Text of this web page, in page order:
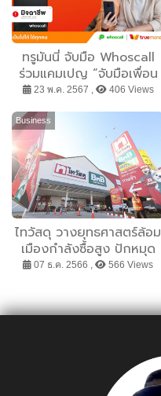
ทรูมันนี่ จับมือ Whoscall
ร่วมแคมเปญ “จับมือเพื่อน
รัก ตัดสายมิจร้าย” รับมือ
Whoscall พรีเมียม เบสิก
ฟรี 1 ล้านโค้ด นาน 6 เดือน
23 พ.ค. 2567 , 406 Views
Business
ไทวัสดุ วางยุทธศาสตร์ล้อม
เมืองกำลังซื้อสูง ปักหมุด
สาขาใหม่ในย่านนครอินทร์
รัฐ เอกชน และอสังหา
07 ธ.ค. 2566 , 566 Views